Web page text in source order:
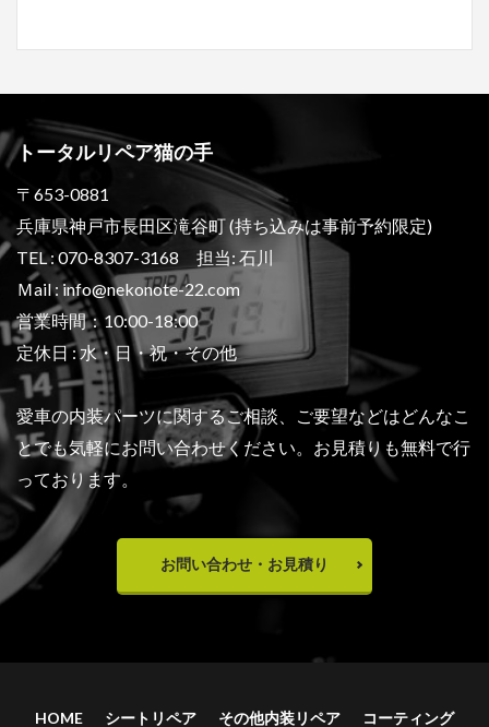
トータルリペア猫の手
〒653-0881
兵庫県神戸市長田区滝谷町 (持ち込みは事前予約限定)
TEL : 070-8307-3168 担当: 石川
Ｍail : info@nekonote-22.com
営業時間：10:00-18:00
定休日 : 水・日・祝・その他
愛車の内装パーツに関するご相談、ご要望などはどんなこ
とでも気軽にお問い合わせください。 お見積りも無料で行
っております。
お問い合わせ・お見積り
HOME シートリペア その他内装リペア コーティング